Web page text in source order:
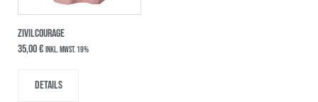
ZIVILCOURAGE
35,00€ inkl. MwSt. 19%
Details